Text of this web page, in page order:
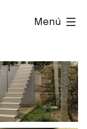
Menú